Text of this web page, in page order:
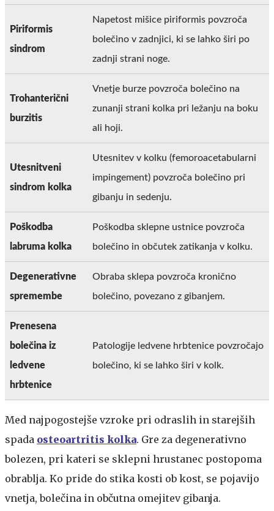
Piriformis
sindrom
Napetost mišice piriformis povzroča
bolečino v zadnjici, ki se lahko širi po
zadnji strani noge.
Trohanterični
burzitis
Vnetje burze povzroča bolečino na
zunanji strani kolka pri ležanju na boku
ali hoji.
Utesnitveni
sindrom kolka
Utesnitev v kolku (femoroacetabularni
impingement) povzroča bolečino pri
gibanju in sedenju.
Poškodba
labruma kolka
Poškodba sklepne ustnice povzroča
bolečino in občutek zatikanja v kolku.
Degenerativne
spremembe
Obraba sklepa povzroča kronično
bolečino, povezano z gibanjem.
Prenesena
bolečina iz
ledvene
hrbtenice
Patologije ledvene hrbtenice povzročajo
bolečino, ki se lahko širi v kolk.
Med najpogostejše vzroke pri odraslih in starejših
spada osteoartritis kolka. Gre za degenerativno
bolezen, pri kateri se sklepni hrustanec postopoma
obrablja. Ko pride do stika kosti ob kost, se pojavijo
vnetja, bolečina in občutna omejitev gibanja.